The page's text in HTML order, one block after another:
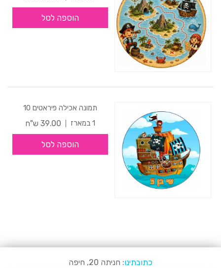
הוספה לסל
תמונה אכילה פיראטים 10
1 במארז
39.00 ש"ח
הוספה לסל
כתובתינו: חניתה 20, חיפה